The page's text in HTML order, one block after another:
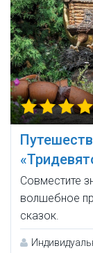
Совместите
волшебное
сказок.